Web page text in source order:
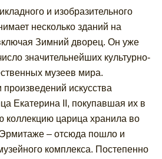
и изобразительного
несколько зданий на
Зимний дворец. Он уже
значительнейших культурно-
музеев мира.
искусства
Екатерина II, покупавшая их в
коллекцию царица хранила во
– отсюда пошло и
комплекса. Постепенно